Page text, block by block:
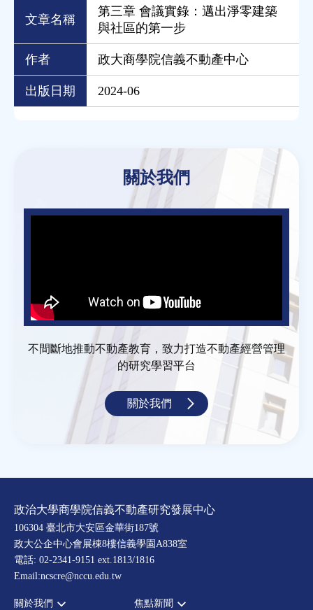
文章名稱
第三章 會議實錄：邁出淨零建築
與社區的第一步
作者 政大商學院信義不動產中心
出版日期 2024-06
關於我們
不間斷地推動不動產教育，致力打造不動產經營管理
的研究學習平台
關於我們
政治大學商學院信義不動產研究發展中心
106304 臺北市大安區金華街187號
政大公企中心會展棟8樓信義學園A838室
電話: 02-2341-9151 ext.1813/1816
Email:ncscre@nccu.edu.tw
關於我們 焦點新聞